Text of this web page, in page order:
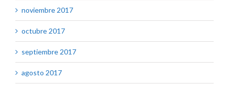
noviembre 2017
octubre 2017
septiembre 2017
agosto 2017